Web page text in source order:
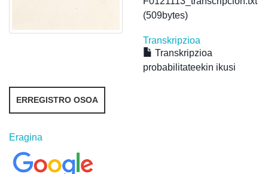
(509bytes)
Transkripzioa
Transkripzioa
probabilitateekin ikusi
ERREGISTRO OSOA
Eragina